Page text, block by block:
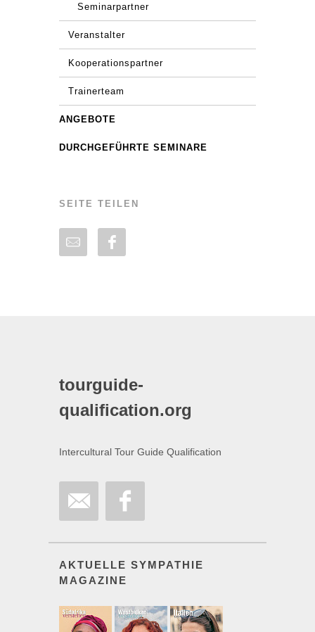
Seminarpartner
Veranstalter
Kooperationspartner
Trainerteam
ANGEBOTE
DURCHGEFÜHRTE SEMINARE
SEITE TEILEN
tourguide-
qualification.org
Intercultural Tour Guide Qualification
AKTUELLE SYMPATHIE
MAGAZINE